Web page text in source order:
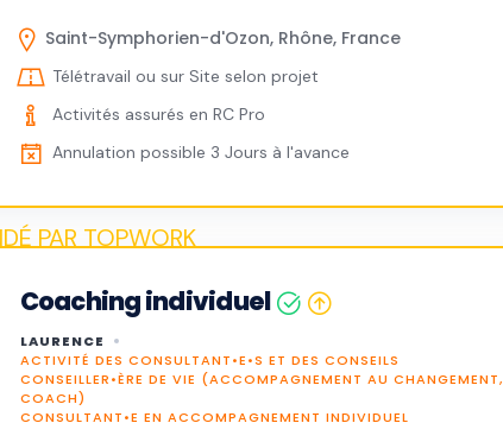
Saint-Symphorien-d'Ozon, Rhône, France
Télétravail ou sur Site selon projet
Activités assurés en RC Pro
Annulation possible 3 Jours à l'avance
Coaching individuel
LAURENCE
ACTIVITÉ DES CONSULTANT•E•S ET DES CONSEILS
CONSEILLER•ÈRE DE VIE (ACCOMPAGNEMENT AU CHANGEMENT,
COACH)
CONSULTANT•E EN ACCOMPAGNEMENT INDIVIDUEL